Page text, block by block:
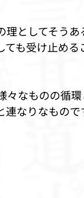
としてそう
も受け止める
なものの循
なりなもので